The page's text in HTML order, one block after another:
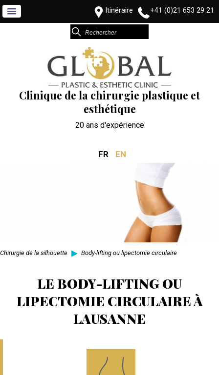
+41 (0)21 653 29 21
Itinéraire
Clinique de la chirurgie plastique et
esthétique
20 ans d'expérience
FR EN
Chirurgie de la silhouette Body-lifting ou lipectomie circulaire
LE BODY-LIFTING OU
LIPECTOMIE CIRCULAIRE À
LAUSANNE